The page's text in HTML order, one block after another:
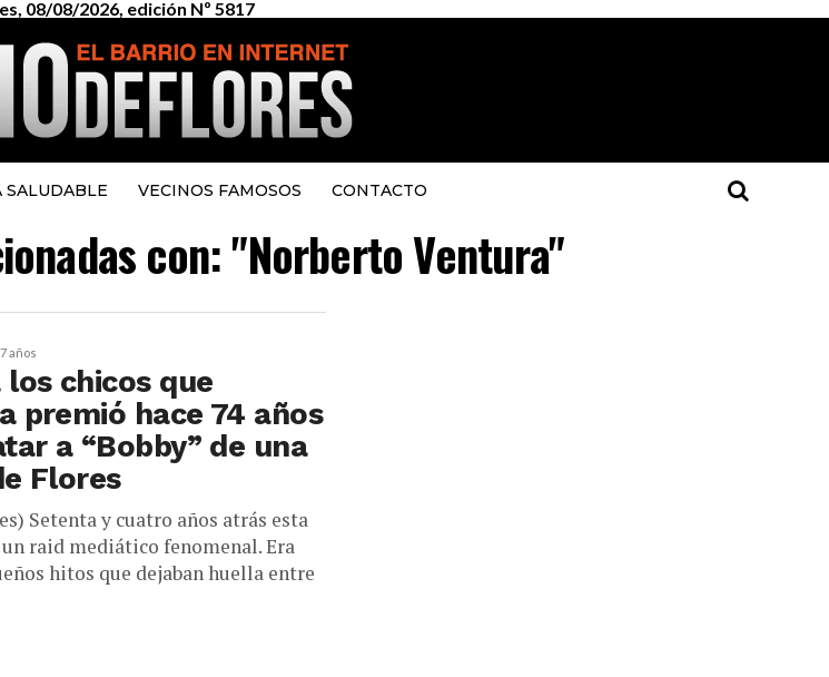
08/08/2026, edición Nº 5817
SALUDABLE VECINOS FAMOSOS CONTACTO
con: "Norberto Ventura"
años
los chicos que
premió hace 74 años
a “Bobby” de una
Flores
Setenta y cuatro años atrás esta
raid mediático fenomenal. Era
hitos que dejaban huella entre